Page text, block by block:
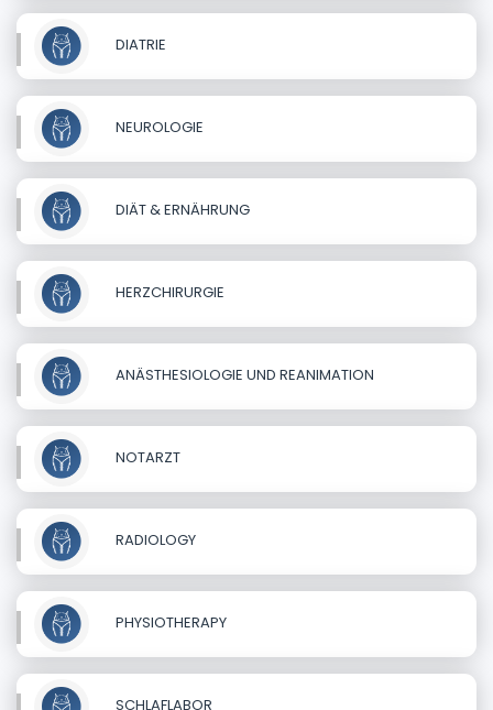
DIATRIE
NEUROLOGIE
DIÄT & ERNÄHRUNG
HERZCHIRURGIE
ANÄSTHESIOLOGIE UND REANIMATION
NOTARZT
RADIOLOGY
PHYSIOTHERAPY